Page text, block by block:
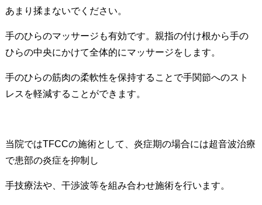
あまり揉まないでください。
手のひらのマッサージも有効です。親指の付け根から手の
ひらの中央にかけて全体的にマッサージをします。
手のひらの筋肉の柔軟性を保持することで手関節へのスト
レスを軽減することができます。
当院ではTFCCの施術として、炎症期の場合には超音波治療
で患部の炎症を抑制し
手技療法や、干渉波等を組み合わせ施術を行います。